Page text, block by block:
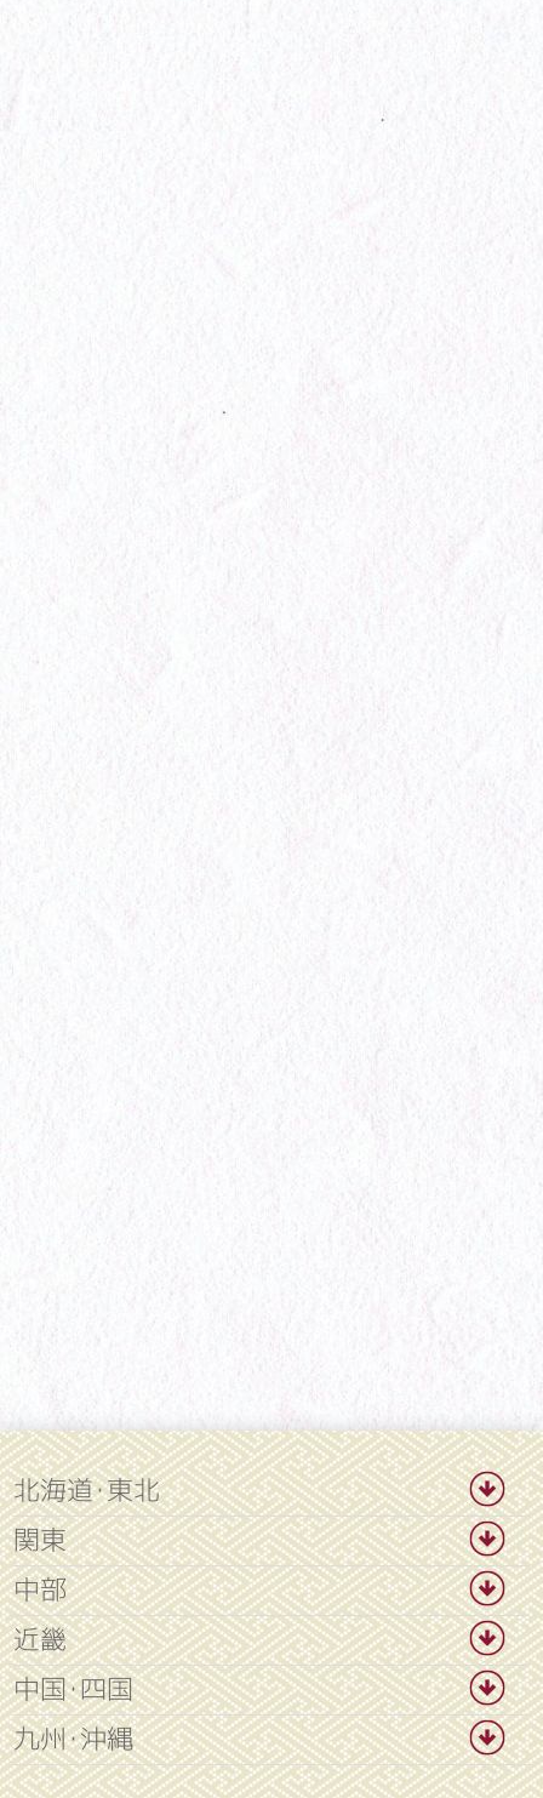
北海道・東北
関東
中部
近畿
中国・四国
九州・沖縄